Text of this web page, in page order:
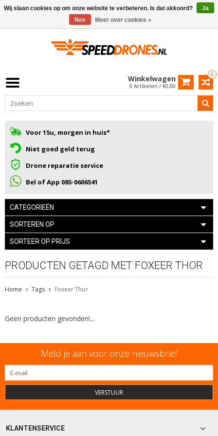
0
Winkelwagen
0 Artikelen / €0,00
Voor 15u, morgen in huis*
Niet goed geld terug
Drone reparatie service
Bel of App 085-0606541
CATEGORIEËN
SORTEREN OP
SORTEER OP PRIJS
PRODUCTEN GETAGD MET FOXEER THOR
Home Tags Foxeer Thor
Geen producten gevonden!...
Meld je aan voor onze nieuwsbrief
VERSTUUR
KLANTENSERVICE
Wij slaan cookies op om onze website te verbeteren. Is dat akkoord?
Ja
Nee
Meer over cookies »